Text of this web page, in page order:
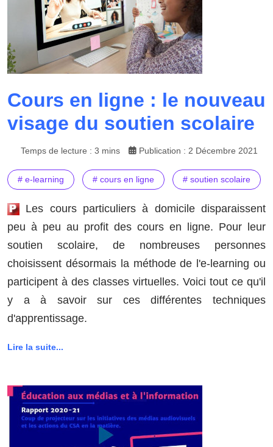
Cours en ligne : le nouveau
visage du soutien scolaire
Temps de lecture : 3 mins Publication : 2 Décembre 2021
# e-learning # cours en ligne # soutien scolaire
Les cours particuliers à domicile disparaissent
peu à peu au profit des cours en ligne. Pour leur
soutien scolaire, de nombreuses personnes
choisissent désormais la méthode de l'e-learning ou
participent à des classes virtuelles. Voici tout ce qu'il
y a à savoir sur ces différentes techniques
d'apprentissage.
Lire la suite...